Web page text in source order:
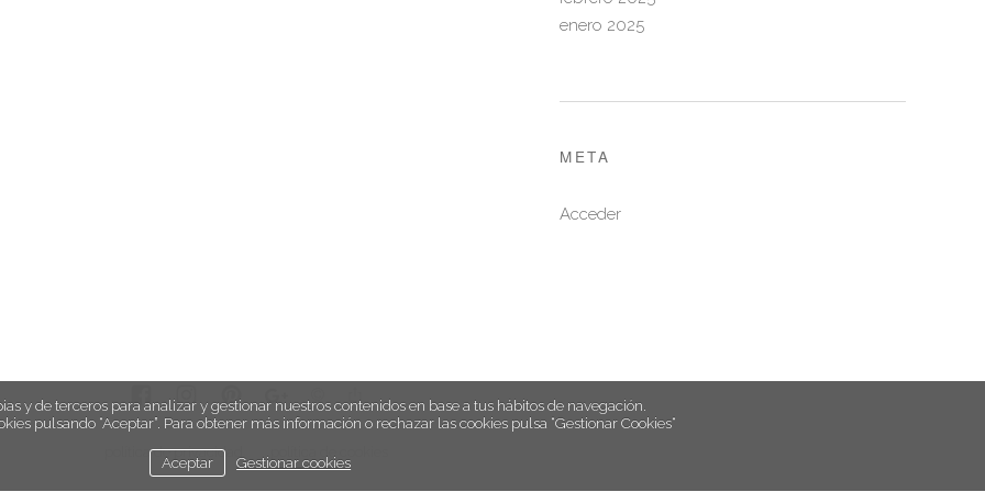
enero 2025
META
Acceder
política de privacidad
y de terceros para analizar y gestionar nuestros contenidos en base a tus hábitos de navegación.
pulsando “Aceptar”. Para obtener más información o rechazar las cookies pulsa “Gestionar Cookies“
Aceptar Gestionar cookies